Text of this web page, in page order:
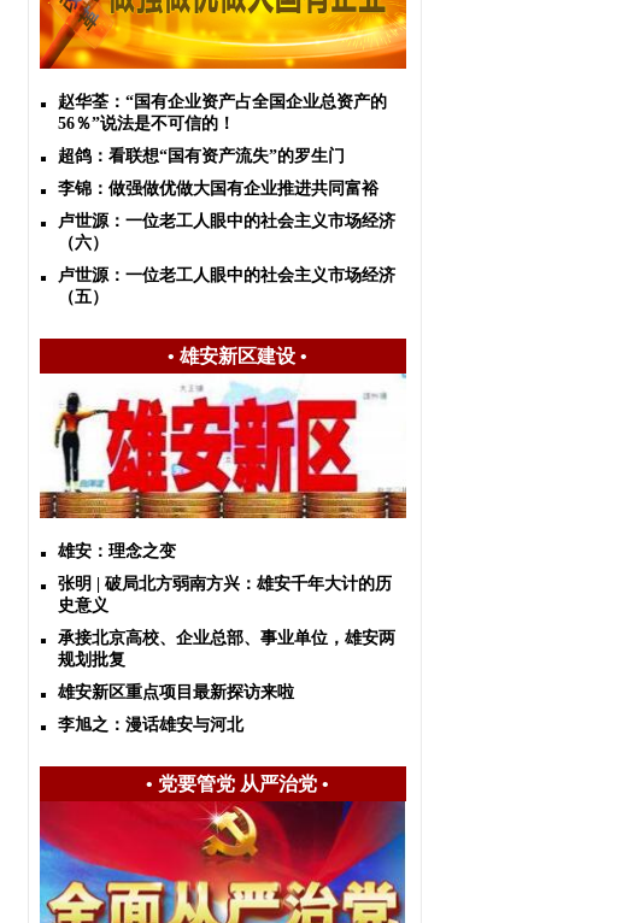
赵华荃：“国有企业资产占全国企业总资产的
56％”说法是不可信的！
超鸽：看联想“国有资产流失”的罗生门
李锦：做强做优做大国有企业推进共同富裕
卢世源：一位老工人眼中的社会主义市场经济
（六）
卢世源：一位老工人眼中的社会主义市场经济
（五）
• 雄安新区建设•
雄安：理念之变
张明 | 破局北方弱南方兴：雄安千年大计的历
史意义
承接北京高校、企业总部、事业单位，雄安两
规划批复
雄安新区重点项目最新探访来啦
李旭之：漫话雄安与河北
• 党要管党 从严治党•